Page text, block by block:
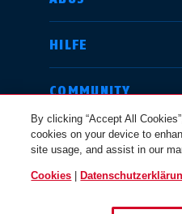
HILFE
COMMUNITY
RECHTLICHES
Deutschland
By clicking “Accept All
cookies on your device to
site usage, and assist in our
Cookies